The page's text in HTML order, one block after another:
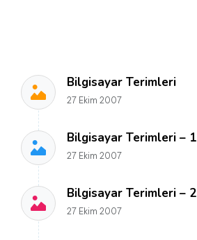
Bilgisayar Terimleri
27 Ekim 2007
Bilgisayar Terimleri – 1
27 Ekim 2007
Bilgisayar Terimleri – 2
27 Ekim 2007